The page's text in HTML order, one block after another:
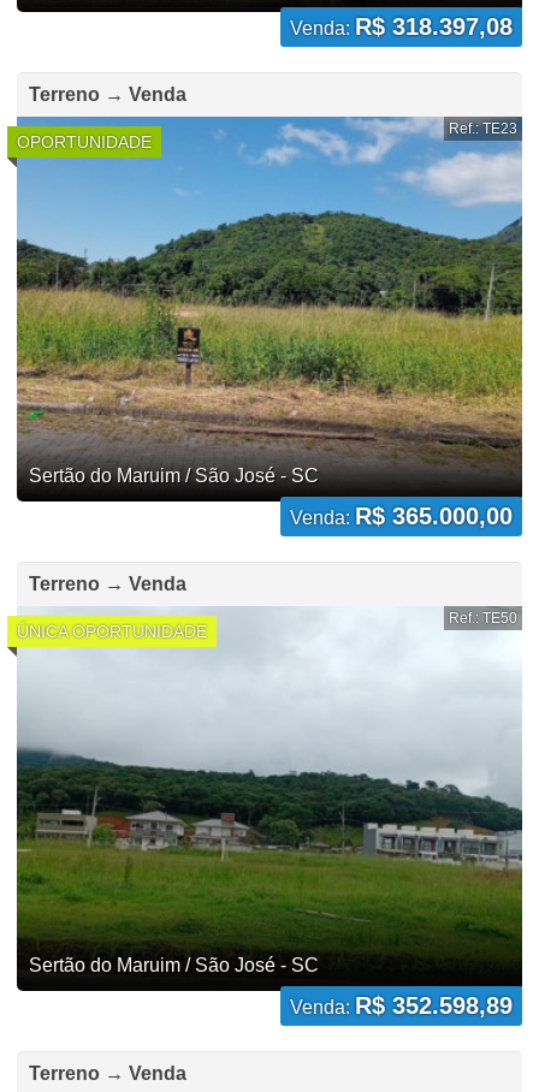
Venda: R$ 318.397,08
Terreno → Venda
OPORTUNIDADE
Ref.: TE23
Sertão do Maruim / São José - SC
Venda: R$ 365.000,00
Terreno → Venda
ÚNICA OPORTUNIDADE
Ref.: TE50
Sertão do Maruim / São José - SC
Venda: R$ 352.598,89
Terreno → Venda